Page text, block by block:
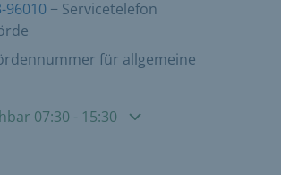
96010 − Servicetelefon
für allgemeine
Mo. erreichbar 07:30 - 15:30